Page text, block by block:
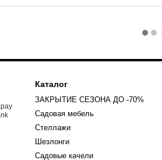
Каталог
ЗАКРЫТИЕ СЕЗОНА ДО -70%
Садовая мебель
Стеллажи
Шезлонги
Садовые качели